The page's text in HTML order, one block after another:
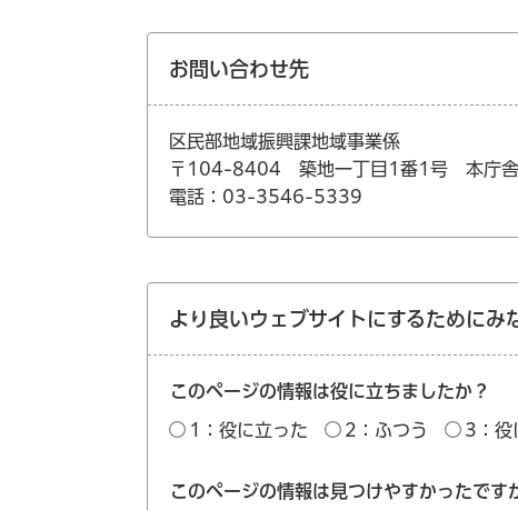
お問い合わせ先
区民部地域振興課地域事業係
〒104-8404 築地一丁目1番1号 本庁
電話：03-3546-5339
より良いウェブサイトにするためにみ
このページの情報は役に立ちましたか？
1：役に立った 2：ふつう 3：役
このページの情報は見つけやすかったです